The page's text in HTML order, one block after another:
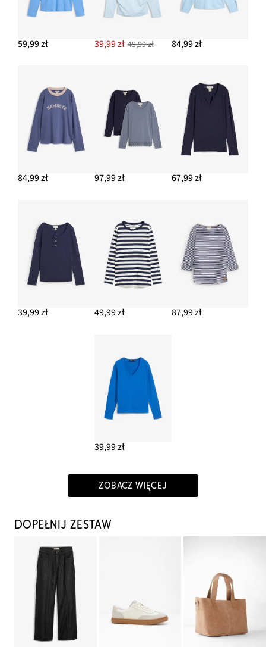
Kolczyki kółka
144,99 zł
DODAJ DO KOSZYKA
59,99 zł 39,99 zł 49,99 zł 84,99 zł
84,99 zł 97,99 zł 67,99 zł
39,99 zł 49,99 zł 87,99 zł
39,99 zł
ZOBACZ WIĘCEJ
DOPEŁNIJ ZESTAW